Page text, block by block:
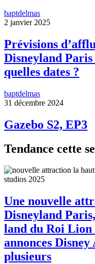
baptdelmas
2 janvier 2025
Prévisions
Disneyland
quelles dates ?
baptdelmas
31 décembre 2024
Gazebo S2, EP3
Tendance cette
Une nouvelle
Disneyland
land du Roi Lion
annonces
plusieurs